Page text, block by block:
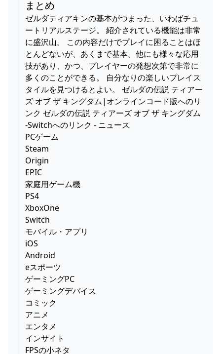
まとめ
ゼルダティアキンの基本がつまった、いわばチュ
ートリアルステージ。 紹介されている機能は非常
に盛沢山。 この内容だけでプレイに困ることはほ
とんどないが、あくまで基本。他にも様々な応用
技があり、かつ、プレイヤーの発想次第で非常に
多くのことができる。 自分なりの楽しいプレイス
タイルを見つけるとよい。 ゼルダの伝説 ティアー
ズ オブ ザ キングダム|オンラインコード版へのリ
ンク ゼルダの伝説 ティアーズ オブ ザ キングダム
-Switchへのリンク - ニュース
PCゲーム
Steam
Origin
EPIC
家庭用ゲーム機
PS4
XboxOne
Switch
モバイル・アプリ
iOS
Android
eスポーツ
ゲーミングPC
ゲーミングデバイス
コミック
アニメ
エンタメ
インサイト
FPSの小ネタ